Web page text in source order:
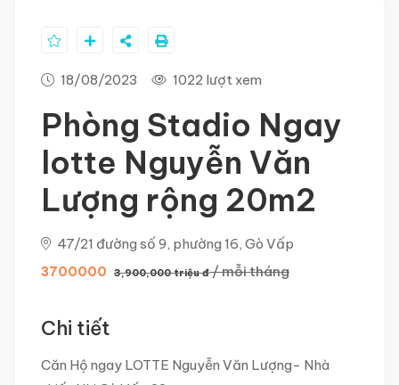
18/08/2023 1022 lượt xem
Phòng Stadio Ngay
lotte Nguyễn Văn
Lượng rộng 20m2
47/21 đường số 9, phường 16, Gò Vấp
3700000 3,900,000 triệu đ / mỗi tháng
Chi tiết
Căn Hộ ngay LOTTE Nguyễn Văn Lượng- Nhà